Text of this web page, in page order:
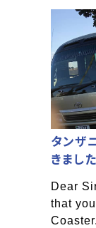
タンザ
きまし
Dear
that